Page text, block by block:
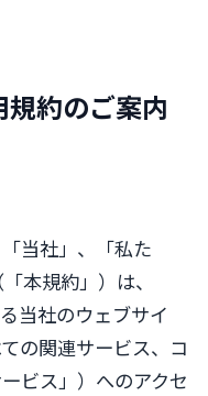
約のご案内
当社」、「私た
本規約」）は、
当社のウェブサイ
の関連サービス、コ
ビス」）へのアクセ